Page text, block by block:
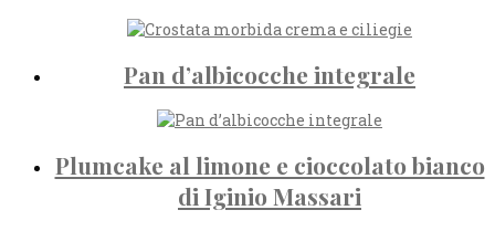
Pan d’albicocche integrale
Plumcake al limone e cioccolato bianco
di Iginio Massari